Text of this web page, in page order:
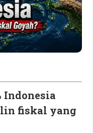
Indonesia
fiskal yang